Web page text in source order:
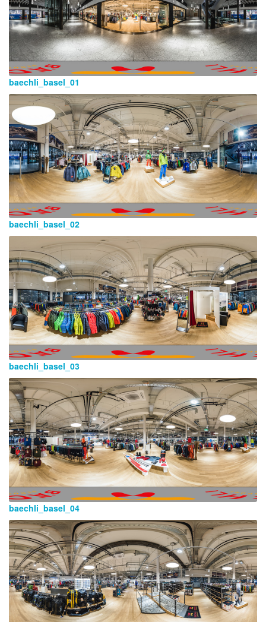
baechli_basel_01
baechli_basel_02
baechli_basel_03
baechli_basel_04